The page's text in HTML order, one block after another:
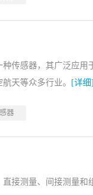
传感器，其广泛应用
天等众多行业。
[详细]
器
接测量、间接测量和